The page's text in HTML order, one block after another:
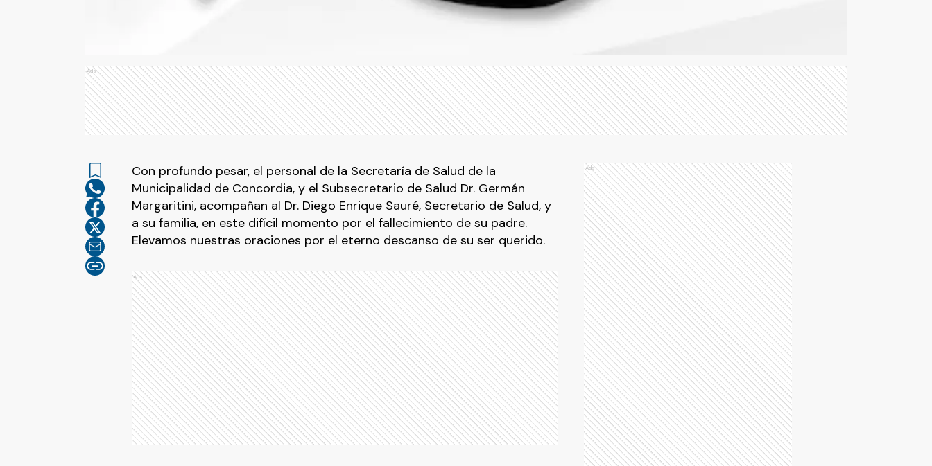
Ads
Con profundo pesar, el personal de la Secretaría de Salud de la
Municipalidad de Concordia, y el Subsecretario de Salud Dr. Germán
Margaritini, acompañan al Dr. Diego Enrique Sauré, Secretario de Salud, y
a su familia, en este difícil momento por el fallecimiento de su padre.
Elevamos nuestras oraciones por el eterno descanso de su ser querido.
Ads
Ads